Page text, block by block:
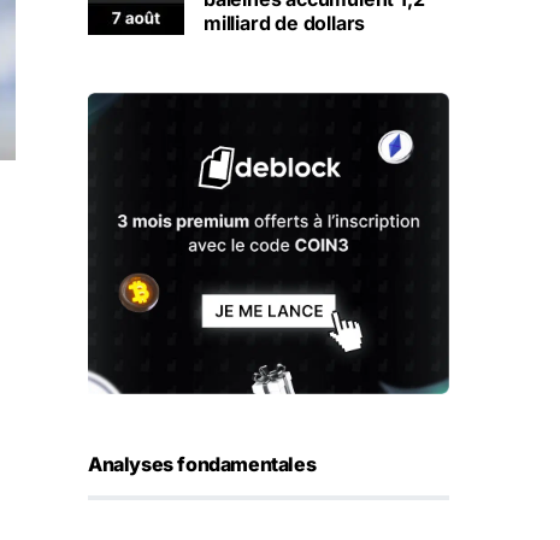
milliard de dollars
Analyses fondamentales